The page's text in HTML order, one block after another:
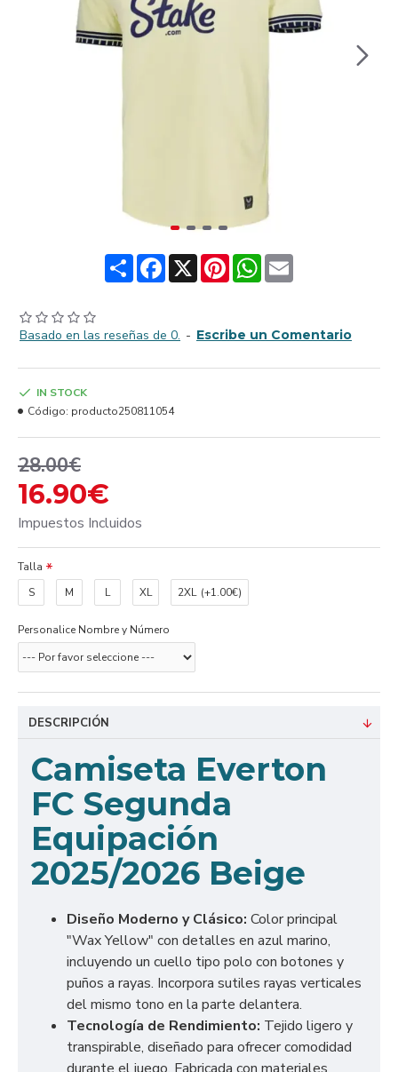
ShareFacebook
X PinterestWhatsApp
Email
Basado en las reseñas de 0. - Escribe un Comentario
16.90€
28.00€
Impuestos Incluidos
IN STOCK
Código: producto250811054
Talla
S
M L XL 2XL (+1.00€)
Personalice Nombre y Número
DESCRIPCIÓN
Camiseta Everton
FC Segunda
Equipación
2025/2026 Beige
Diseño Moderno y Clásico: Color principal
"Wax Yellow" con detalles en azul marino,
incluyendo un cuello tipo polo con botones y
puños a rayas. Incorpora sutiles rayas verticales
del mismo tono en la parte delantera.
Tecnología de Rendimiento: Tejido ligero y
transpirable, diseñado para ofrecer comodidad